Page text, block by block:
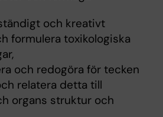
och kreativt
formulera toxikologiska
och redogöra för tecken
relatera detta till
organs struktur och